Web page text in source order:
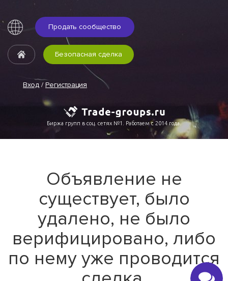
Продать сообщество
Вход / Регистрация
Безопасная сделка
Биржа групп в соц. сетях №1. Работаем с 2014 года.
Объявление не
существует, было
удалено, не было
верифицировано, либо
по нему уже проводится